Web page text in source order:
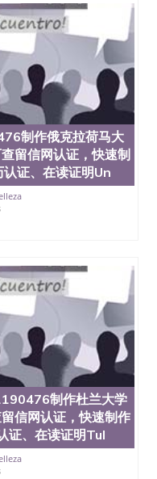
制作俄克拉荷马大
留信网认证，快速制
证、在读证明Un
制作杜兰大学
信网认证，快速制作
证、在读证明Tul